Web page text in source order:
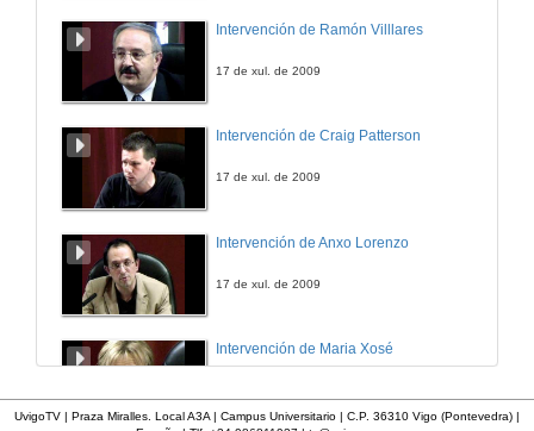
Intervención de Ramón Villlares
17 de xul. de 2009
Intervención de Craig Patterson
17 de xul. de 2009
Intervención de Anxo Lorenzo
17 de xul. de 2009
Intervención de Maria Xosé
UvigoTV | Praza Miralles. Local A3A | Campus Universitario | C.P. 36310 Vigo (Pontevedra) |